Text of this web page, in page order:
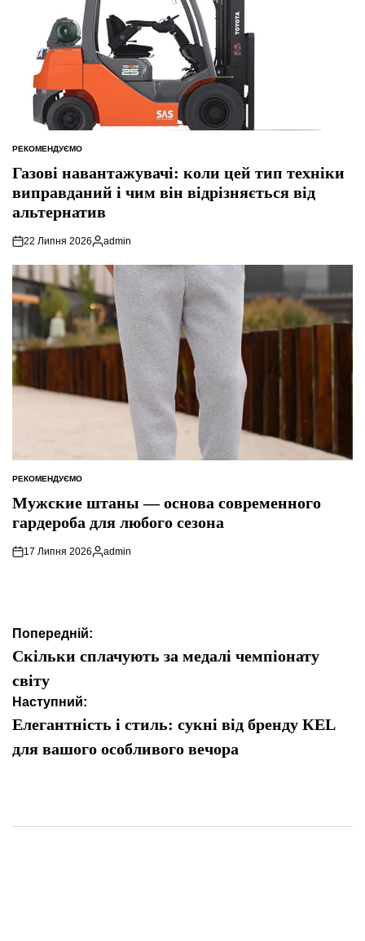
ОПУБЛІКУВАТИ
РЕКОМЕНДУЄМО
Газові навантажувачі: коли цей тип техніки
виправданий і чим він відрізняється від
альтернатив
22 Липня 2026
Опубліковано
admin
ОПУБЛІКУВАТИ
РЕКОМЕНДУЄМО
Мужские штаны — основа современного
гардероба для любого сезона
17 Липня 2026
Опубліковано
admin
Навігація
записів
Попередній:
Скільки сплачують за медалі чемпіонату
світу
Наступний:
Елегантність і стиль: сукні від бренду КЕL
для вашого особливого вечора